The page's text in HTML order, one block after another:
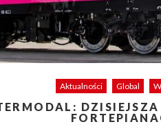
Aktualności Global